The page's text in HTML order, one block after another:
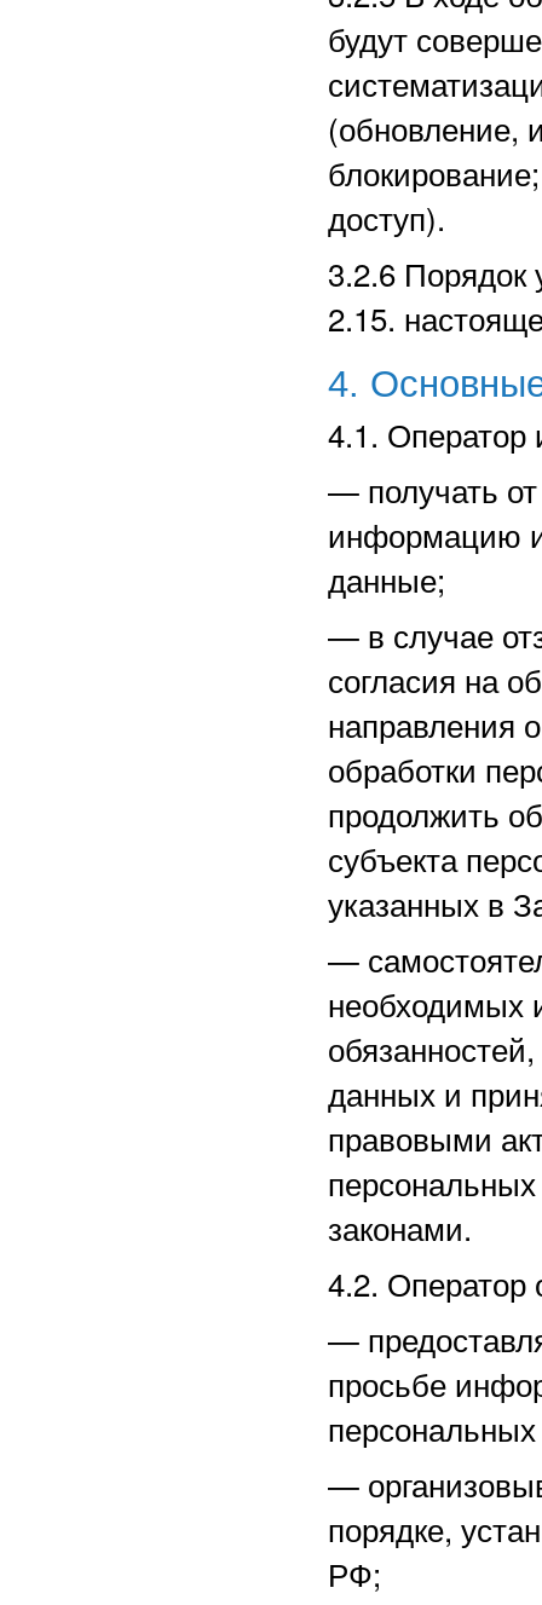
будут
(обновление,
доступ).
3.2.6 Порядок
2.15.
4.
4.1. Оператор
— получать
информацию
данные;
— в случае
согласия на
направления
обработки
продолжить
субъекта
указанных в
—
необходимых
данных и
правовыми
законами.
4.2. Оператор
—
просьбе
—
порядке,
РФ;